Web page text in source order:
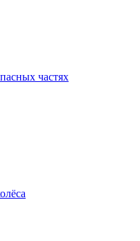
частях